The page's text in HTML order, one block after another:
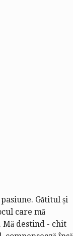
Gătitul și
care mă
destind - chit